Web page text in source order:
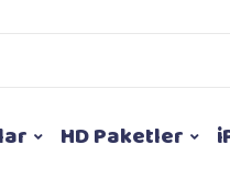
HD Paketler